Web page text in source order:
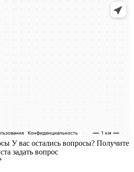
У вас остались вопросы? Получите
задать вопрос